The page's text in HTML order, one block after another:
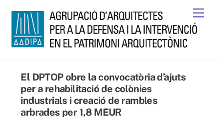
content
El DPTOP obre la convocatòria d’ajuts
per a rehabilitació de colònies
industrials i creació de rambles
arbrades per 1,8 MEUR